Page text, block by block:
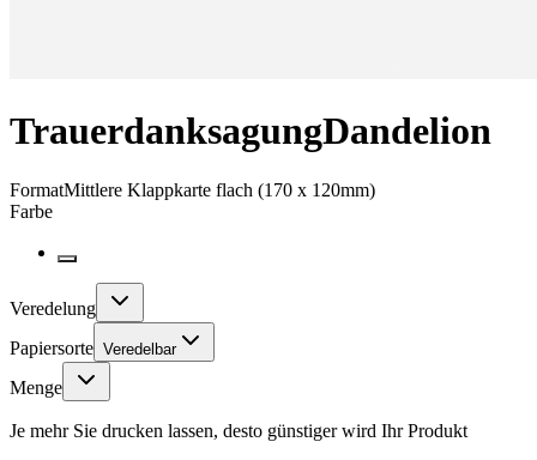
TrauerdanksagungDandelion
FormatMittlere Klappkarte flach (170 x 120mm)
Farbe
Veredelung
Papiersorte Veredelbar
Menge
Je mehr Sie drucken lassen, desto günstiger wird Ihr Produkt